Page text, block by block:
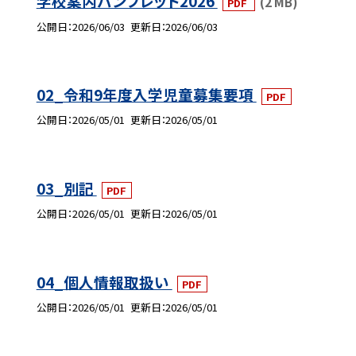
公開日 2026/06/03 更新日 2026/06/03
02_令和9年度入学児童募集要項
PDF
公開日 2026/05/01 更新日 2026/05/01
03_別記
PDF
公開日 2026/05/01 更新日 2026/05/01
04_個人情報取扱い
PDF
公開日 2026/05/01 更新日 2026/05/01